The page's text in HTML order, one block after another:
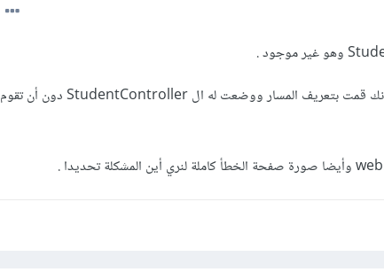
وأعتقد أن الخطأ في ملف web.php حيث أنك قمت بتعريف المسار ووضعت له ال StudentController دون أن تقوم